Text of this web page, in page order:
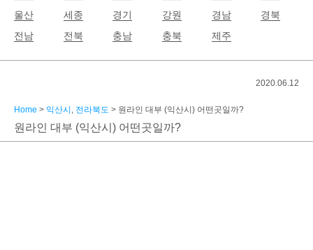
울산
세종 경기 강원 경남
경북
전남
전북 충남 충북 제주
2020.06.12
Home > 익산시 , 전라북도 > 원라인 대부 (익산시) 어떤곳일까?
원라인 대부 (익산시) 어떤곳일까?